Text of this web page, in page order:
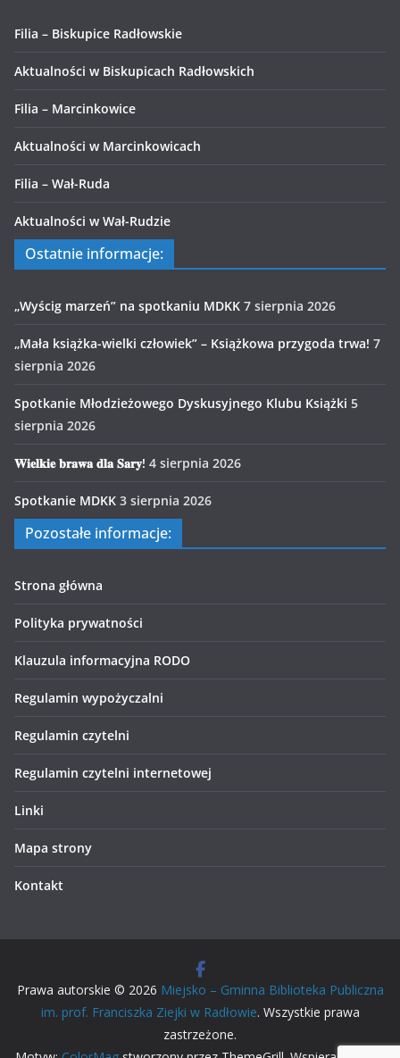
Filia – Biskupice Radłowskie
Aktualności w Biskupicach Radłowskich
Filia – Marcinkowice
Aktualności w Marcinkowicach
Filia – Wał-Ruda
Aktualności w Wał-Rudzie
Ostatnie informacje:
„Wyścig marzeń” na spotkaniu MDKK 7 sierpnia 2026
„Mała książka-wielki człowiek” – Książkowa przygoda trwa! 7
sierpnia 2026
Spotkanie Młodzieżowego Dyskusyjnego Klubu Książki 5
sierpnia 2026
𝐖𝐢𝐞𝐥𝐤𝐢𝐞 𝐛𝐫𝐚𝐰𝐚 𝐝𝐥𝐚 𝐒𝐚𝐫𝐲! 4 sierpnia 2026
Spotkanie MDKK 3 sierpnia 2026
Pozostałe informacje:
Strona główna
Polityka prywatności
Klauzula informacyjna RODO
Regulamin wypożyczalni
Regulamin czytelni
Regulamin czytelni internetowej
Linki
Mapa strony
Kontakt
Prawa autorskie © 2026 Miejsko – Gminna Biblioteka Publiczna
im. prof. Franciszka Ziejki w Radłowie. Wszystkie prawa
zastrzeżone.